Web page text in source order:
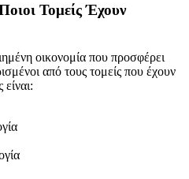
Τομείς Έχουν
οικονομία που προσφέρει
από τους τομείς που έχουν